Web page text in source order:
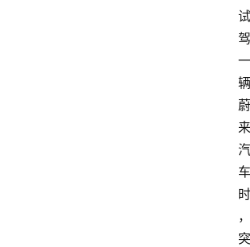
试
驾
一
辆
蔚
来
汽
车
时
，
突